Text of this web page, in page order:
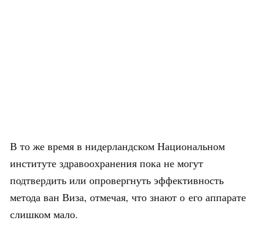
В то же время в нидерландском Национальном
институте здравоохранения пока не могут
подтвердить или опровергнуть эффективность
метода ван Виза, отмечая, что знают о его аппарате
слишком мало.